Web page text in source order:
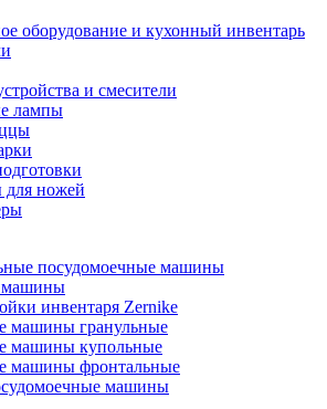
оборудование и кухонный инвентарь
и смесители
лампы
для ножей
посудомоечные машины
машины
инвентаря Zernike
машины гранульные
машины купольные
машины фронтальные
машины